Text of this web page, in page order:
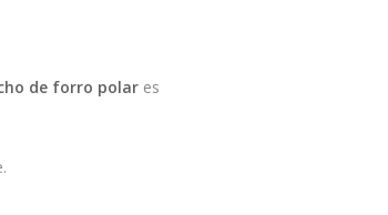
de forro polar es